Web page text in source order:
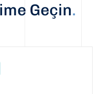
Geçin.